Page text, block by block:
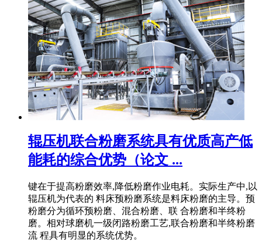
辊压机联合粉磨系统具有优质高产低
能耗的综合优势（论文 ...
键在于提高粉磨效率,降低粉磨作业电耗。实际生产中,以
辊压机为代表的 料床预粉磨系统是料床粉磨的主导。预
粉磨分为循环预粉磨、混合粉磨、联 合粉磨和半终粉
磨。相对球磨机一级闭路粉磨工艺,联合粉磨和半终粉磨
流 程具有明显的系统优势。